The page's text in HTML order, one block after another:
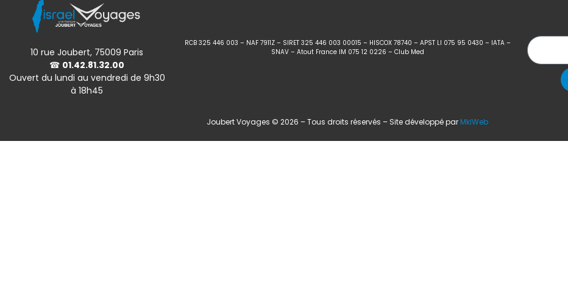
10 rue Joubert, 75009 Paris
☎ 01.42.81.32.00
Ouvert du lundi au vendredi de 9h30
à 18h45
RCB 325 446 003 – NAF 7911Z – SIRET 325 446 003 00015 – HISCOX 78740 – APST LI 075 95 0430 – IATA –
SNAV – Atout France IM 075 12 0226 – Club Med
Joubert Voyages © 2026 – Tous droits réservés – Site développé par MklWeb